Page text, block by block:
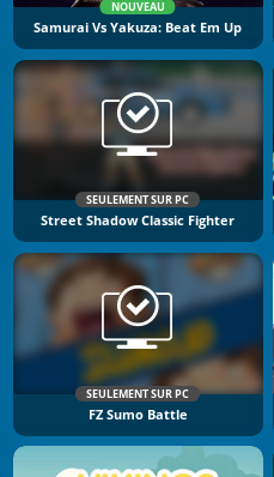
NOUVEAU
Samurai Vs Yakuza: Beat Em Up
SEULEMENT SUR PC
Street Shadow Classic Fighter
SEULEMENT SUR PC
FZ Sumo Battle